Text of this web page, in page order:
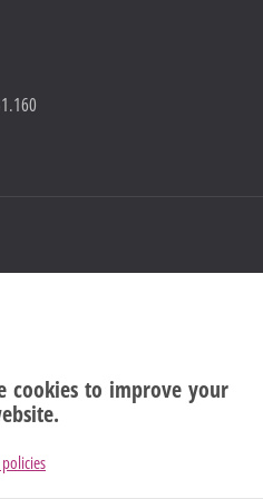
cookies to improve your